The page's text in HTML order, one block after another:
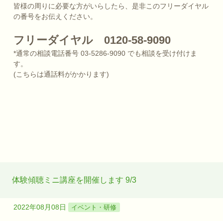
皆様の周りに必要な方がいらしたら、是非このフリーダイヤル
の番号をお伝えください。
フリーダイヤル 0120-58-9090
*通常の相談電話番号 03-5286-9090 でも相談を受け付けま
す。
(こちらは通話料がかかります)
体験傾聴ミニ講座を開催します 9/3
2022年08月08日 イベント・研修